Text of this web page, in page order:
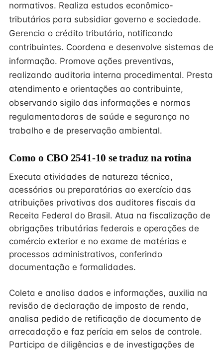
normativos. Realiza estudos econômico-
tributários para subsidiar governo e sociedade.
Gerencia o crédito tributário, notificando
contribuintes. Coordena e desenvolve sistemas de
informação. Promove ações preventivas,
realizando auditoria interna procedimental. Presta
atendimento e orientações ao contribuinte,
observando sigilo das informações e normas
regulamentadoras de saúde e segurança no
trabalho e de preservação ambiental.
Como o CBO 2541-10 se traduz na rotina
Executa atividades de natureza técnica,
acessórias ou preparatórias ao exercício das
atribuições privativas dos auditores fiscais da
Receita Federal do Brasil. Atua na fiscalização de
obrigações tributárias federais e operações de
comércio exterior e no exame de matérias e
processos administrativos, conferindo
documentação e formalidades.
Coleta e analisa dados e informações, auxilia na
revisão de declaração de imposto de renda,
analisa pedido de retificação de documento de
arrecadação e faz perícia em selos de controle.
Participa de diligências e de investigações de